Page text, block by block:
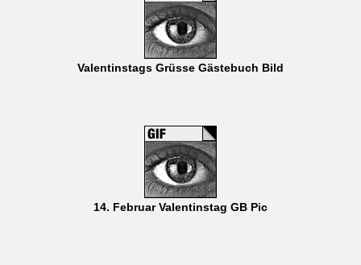
Valentinstags Grüsse Gästebuch Bild
14. Februar Valentinstag GB Pic